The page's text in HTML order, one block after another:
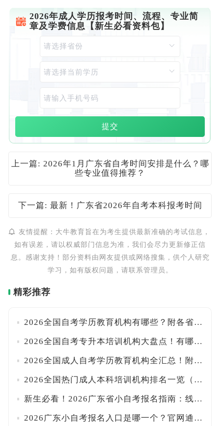
2026年成人学历报考时间、流程、专业简
章及学费信息【新生必看资料包】
提交
上一篇: 2026年1月广东省自考时间安排是什么？哪
些专业值得推荐？
下一篇: 最新！广东省2026年自考本科报考时间
友情提醒：大牛教育旨在为考生提供最新准确的考试信息，
如有误差，请以权威部门信息为准，我们会尽力更新修正信
息。感谢支持！部分资料由网友提供或网络搜集，供个人研究
学习，如有版权问题，请联系管理员。
精彩推荐
2026全国自考学历教育机构有哪些？附各省官方备案查询方法及防骗提醒
2026全国自考专升本培训机构大盘点！有哪些靠谱机构？附办学许可查询入口
2026全国成人自考学历教育机构全汇总！附靠谱机构筛选标准与防骗注意事项
2026全国热门成人本科培训机构排名一览（不分先后）！附机构资质核查技巧
新生必看！2026广东省小自考报名指南：线上入口+官方助学点查询+费用说明详解！
2026广东小自考报名入口是哪一个？官网通道+助学点筛选技巧详解！附避坑提醒